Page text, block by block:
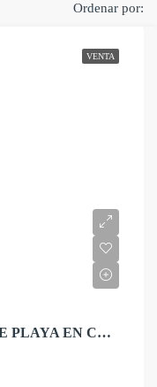
Ordenar por:
VENTA
¡VENTA DE TERRENO FRENTE PLAYA EN CONDOMINIO MESOA – TAMBO DE MORA!